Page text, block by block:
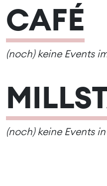
CAFÉ
(noch) keine Events
(noch) keine Events